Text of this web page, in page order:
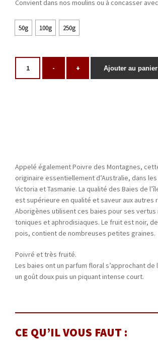
Convient dans nos moulins ou à concasser
50g 100g 250g
- + Ajouter au panier
Appelé également Poivre des Montagnes,
originaire essentiellement d’Australie, dans
Victoria et Tasmanie. La qualité des Baies de
est supérieure en qualité et saveur aux autres
Aborigènes utilisent ces baies pour ses vertus
toniques et aphrodisiaques. Le fruit est noir, de
pois, contient de nombreuses petites graines.
Poivré et très fruité.
Les baies ont un parfum floral s’approchant
un goût doux puis un piquant intense court.
CE QU’IL VOUS FAUT :